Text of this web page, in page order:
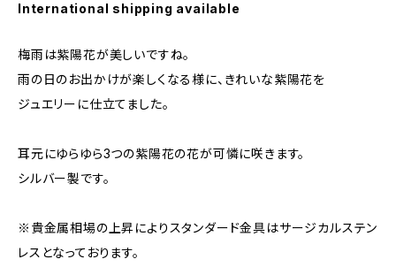
International shipping available
梅雨は紫陽花が美しいですね。
雨の日のお出かけが楽しくなる様に、きれいな紫陽花を
ジュエリーに仕立てました。
耳元にゆらゆら3つの紫陽花の花が可憐に咲きます。
シルバー製です。
※貴金属相場の上昇によりスタンダード金具はサージカルステン
レスとなっております。